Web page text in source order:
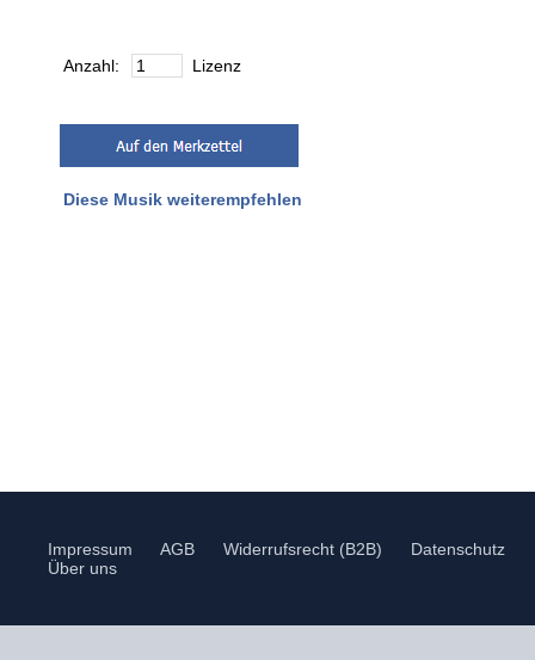
Anzahl: Lizenz
Diese Musik weiterempfehlen
Impressum AGB Widerrufsrecht (B2B) Datenschutz
Über uns